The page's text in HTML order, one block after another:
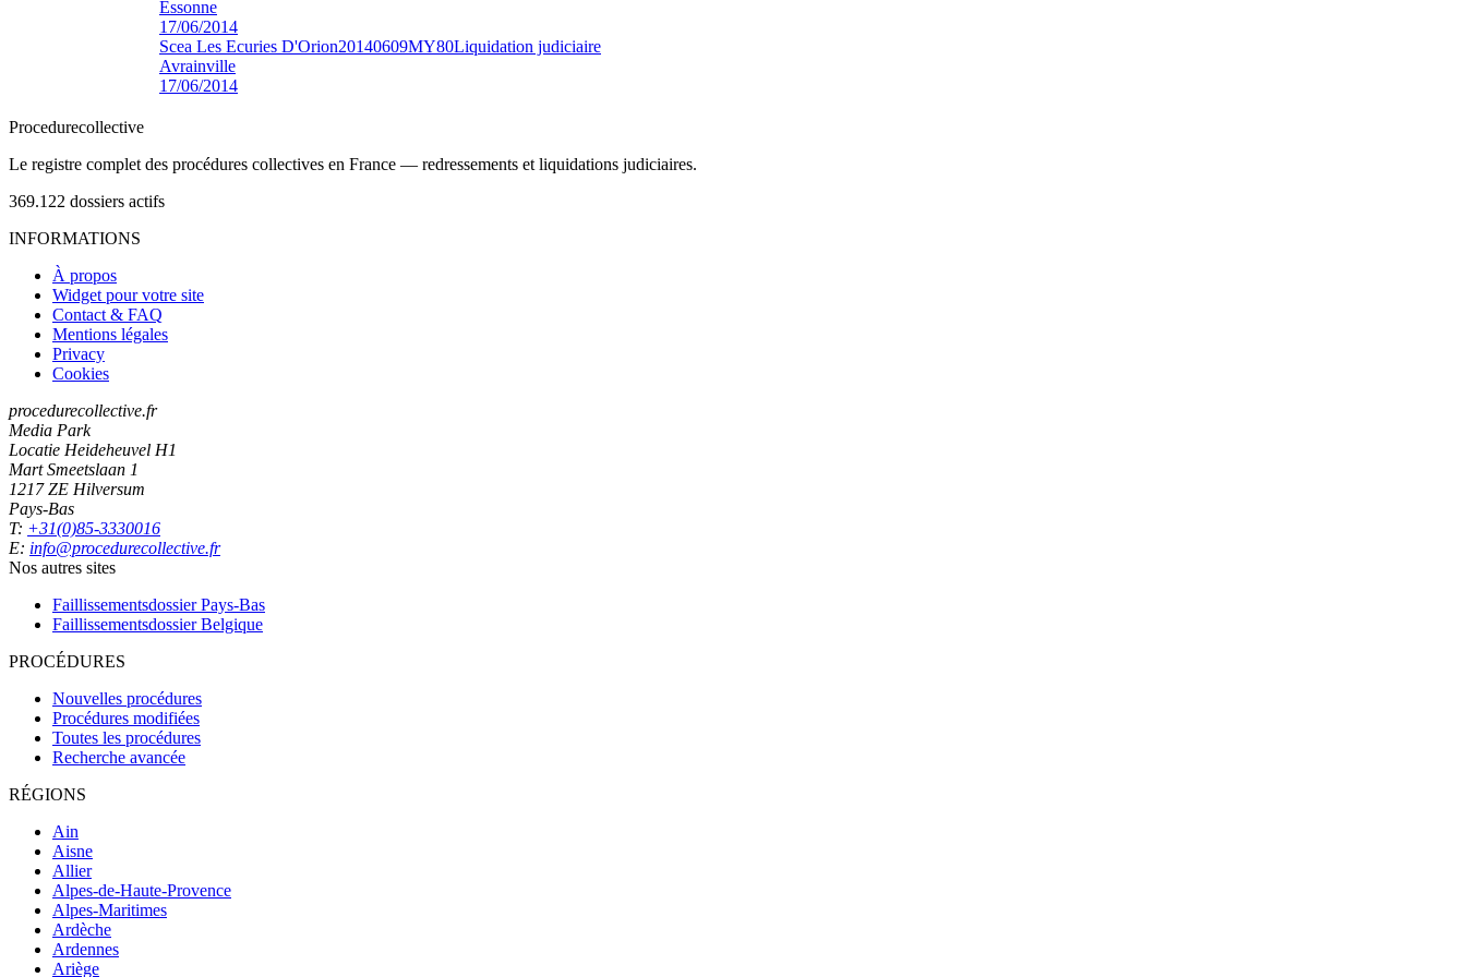
Essonne
17/06/2014
Scea Les Ecuries D'Orion20140609MY80Liquidation judiciaire
Avrainville
17/06/2014
Procedurecollective
Le registre complet des procédures collectives en France — redressements et liquidations judiciaires.
369.122 dossiers actifs
INFORMATIONS
À propos
Widget pour votre site
Contact & FAQ
Mentions légales
Privacy
Cookies
procedurecollective.fr
Media Park
Locatie Heideheuvel H1
Mart Smeetslaan 1
1217 ZE Hilversum
Pays-Bas
T: +31(0)85-3330016
E: info@procedurecollective.fr
Nos autres sites
Faillissementsdossier Pays-Bas
Faillissementsdossier Belgique
PROCÉDURES
Nouvelles procédures
Procédures modifiées
Toutes les procédures
Recherche avancée
RÉGIONS
Ain
Aisne
Allier
Alpes-de-Haute-Provence
Alpes-Maritimes
Ardèche
Ardennes
Ariège